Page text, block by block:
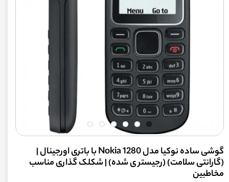
گوشی ساده نوکیا مدل Nokia 1280 با باتری اورجینال |
(گارانتی سلامت) (رجیستر ی شده) | شکلک گذاری مناسب
مخاطبین